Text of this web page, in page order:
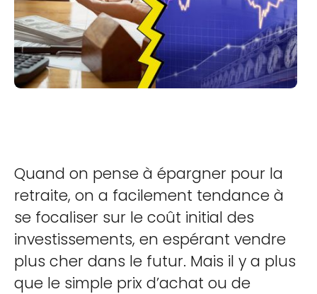
Quand on pense à épargner pour la
retraite, on a facilement tendance à
se focaliser sur le coût initial des
investissements, en espérant vendre
plus cher dans le futur. Mais il y a plus
que le simple prix d’achat ou de